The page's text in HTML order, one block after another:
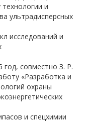
и
ультрадисперсных
исследований и
совместно З. Р.
«Разработка и
охраны
и спецхимии